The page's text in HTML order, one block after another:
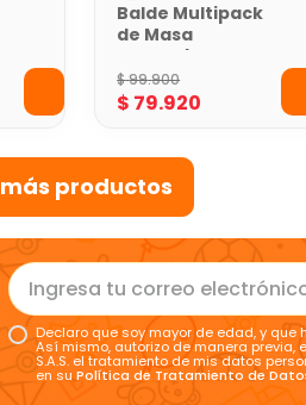
Balde Multipack
de Masa
Moldeable Play-
Doh
$99.900
$ 79.920
Declaro que soy mayor de edad, y
Así mismo, autorizo de manera previa,
S.A.S. el tratamiento de mis datos
en suPolítica de Tratamiento de